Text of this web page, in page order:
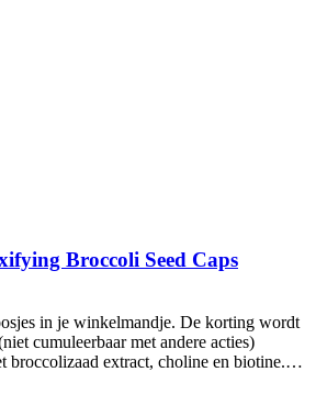
Broccoli Seed Caps
in je winkelmandje. De korting wordt
cumuleerbaar met andere acties)
broccolizaad extract, choline en biotine.…